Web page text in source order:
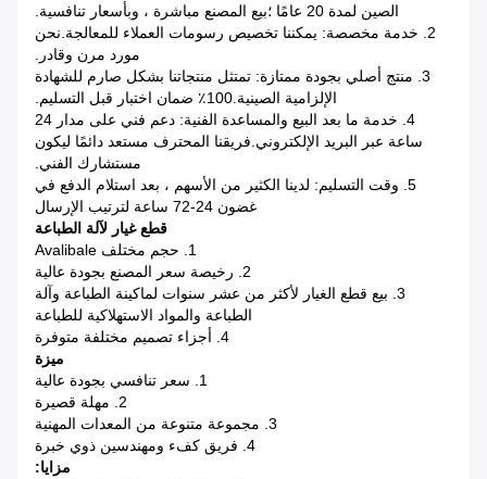
الصين لمدة 20 عامًا ؛بيع المصنع مباشرة ، وبأسعار تنافسية.
2. خدمة مخصصة: يمكننا تخصيص رسومات العملاء للمعالجة.نحن
مورد مرن وقادر.
3. منتج أصلي بجودة ممتازة: تمتثل منتجاتنا بشكل صارم للشهادة
الإلزامية الصينية.100٪ ضمان اختبار قبل التسليم.
4. خدمة ما بعد البيع والمساعدة الفنية: دعم فني على مدار 24
ساعة عبر البريد الإلكتروني.فريقنا المحترف مستعد دائمًا ليكون
مستشارك الفني.
5. وقت التسليم: لدينا الكثير من الأسهم ، بعد استلام الدفع في
غضون 24-72 ساعة لترتيب الإرسال
قطع غيار لآلة الطباعة
1. حجم مختلف Avalibale
2. رخيصة سعر المصنع بجودة عالية
3. بيع قطع الغيار لأكثر من عشر سنوات لماكينة الطباعة وآلة
الطباعة والمواد الاستهلاكية للطباعة
4. أجزاء تصميم مختلفة متوفرة
ميزة
1. سعر تنافسي بجودة عالية
2. مهلة قصيرة
3. مجموعة متنوعة من المعدات المهنية
4. فريق كفء ومهندسين ذوي خبرة
مزايا: